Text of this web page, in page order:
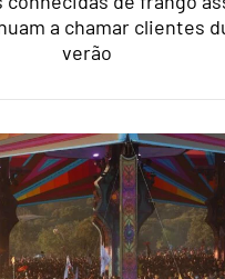
a chamar clientes
verão